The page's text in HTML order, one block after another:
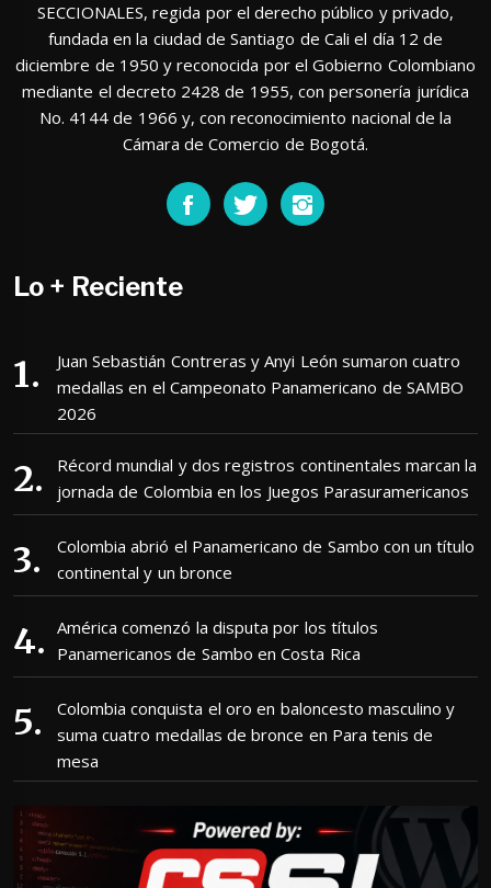
SECCIONALES, regida por el derecho público y privado,
fundada en la ciudad de Santiago de Cali el día 12 de
diciembre de 1950 y reconocida por el Gobierno Colombiano
mediante el decreto 2428 de 1955, con personería jurídica
No. 4144 de 1966 y, con reconocimiento nacional de la
Cámara de Comercio de Bogotá.
Lo + Reciente
Juan Sebastián Contreras y Anyi León sumaron cuatro
medallas en el Campeonato Panamericano de SAMBO
2026
Récord mundial y dos registros continentales marcan la
jornada de Colombia en los Juegos Parasuramericanos
Colombia abrió el Panamericano de Sambo con un título
continental y un bronce
América comenzó la disputa por los títulos
Panamericanos de Sambo en Costa Rica
Colombia conquista el oro en baloncesto masculino y
suma cuatro medallas de bronce en Para tenis de
mesa